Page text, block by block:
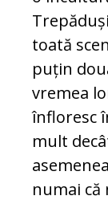
toată
puțin
vremea
înfloresc
mult
numai că